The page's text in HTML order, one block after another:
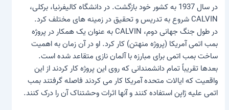
در سال 1937 به کشور خود بازگشت. در دانشگاه کالیفرنیا، برکلی،
CALVIN شروع به تدریس و تحقیق در زمینه های مختلف کرد.
در طول جنگ جهانی دوم، CALVIN به عنوان یک همکار در پروژه
بمب اتمی آمریکا (پروژه منهتن) کار کرد. او در آن زمان به اهمیت
ساخت بمب اتمی برای مبارزه با آلمان نازی متقاعد شده است.
بعدها تقریباً تمام دانشمندانی که روی این پروژه کار کردند از این
واقعیت که ایالات متحده آمریکا کار می کردند فاصله گرفتندبمب
اتمی علیه ژاپن استفاده کنند و آنها اثرات وحشتناک آن را درک کنند.